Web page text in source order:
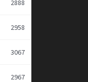
2888
2958
3067
2967